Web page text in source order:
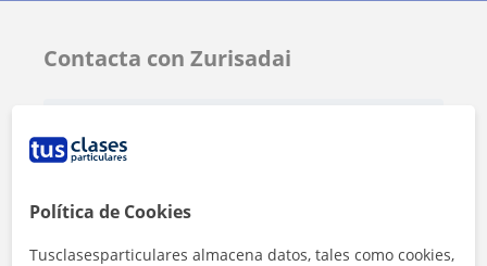
Contacta con Zurisadai
1ª clase gratis
Política de Cookies
Tusclasesparticulares almacena datos, tales como cookies,